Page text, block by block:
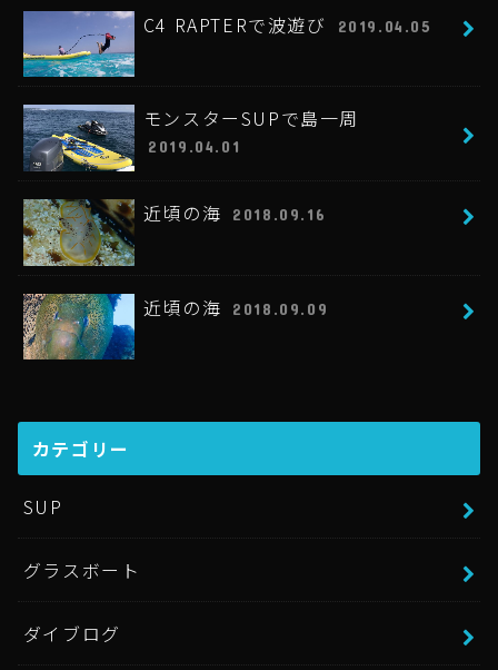
C4 RAPTERで波遊び 2019.04.05
モンスターSUPで島一周
2019.04.01
近頃の海 2018.09.16
近頃の海 2018.09.09
カテゴリー
SUP
グラスボート
ダイブログ